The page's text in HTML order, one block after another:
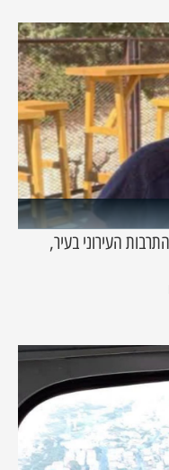
העירוני בעיר,